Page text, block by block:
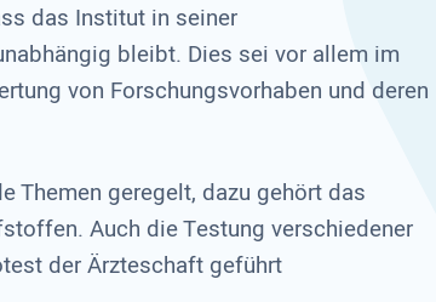
das Institut in seiner
bleibt. Dies sei vor allem im
von Forschungsvorhaben und deren
Themen geregelt, dazu gehört das
Auch die Testung verschiedener
der Ärzteschaft geführt